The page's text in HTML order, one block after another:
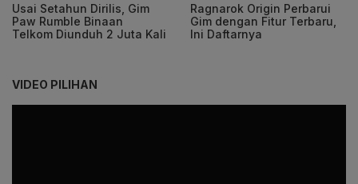
Usai Setahun Dirilis, Gim
Paw Rumble Binaan
Telkom Diunduh 2 Juta Kali
Ragnarok Origin Perbarui
Gim dengan Fitur Terbaru,
Ini Daftarnya
VIDEO PILIHAN